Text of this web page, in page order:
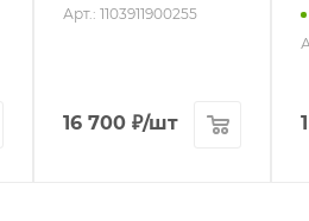
Арт.: 1103911900255
16 700 ₽/шт